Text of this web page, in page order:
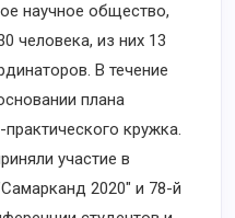
научное общество,
человека, из них 13
В течение
плана
кружка.
участие в
2020" и 78-й